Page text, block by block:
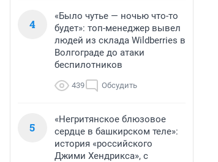
4
«Было чутье — ночью что-то
будет»: топ-менеджер вывел
людей из склада Wildberries в
Волгограде до атаки
беспилотников
439 Обсудить
5
«Негритянское блюзовое
сердце в башкирском теле»:
история «российского
Джими Хендрикса», с